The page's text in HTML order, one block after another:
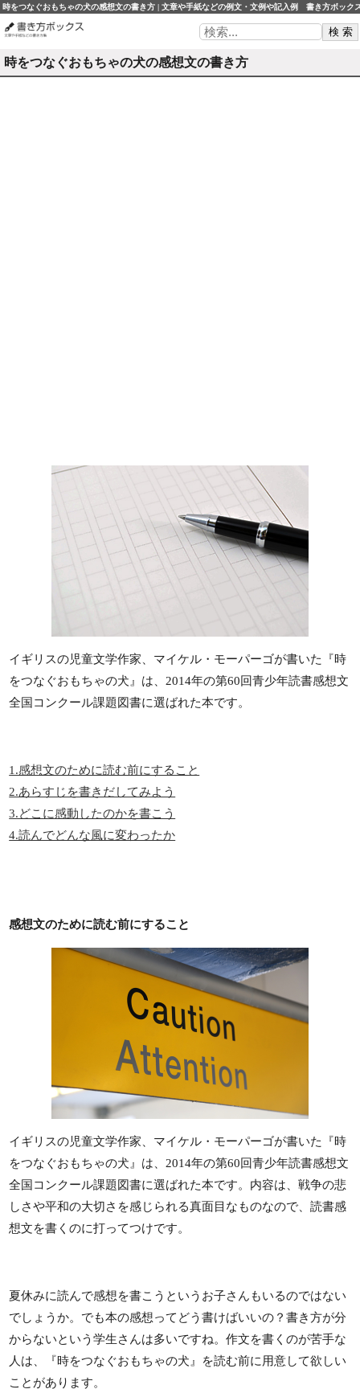
時をつなぐおもちゃの犬の感想文の書き方 | 文章や手紙などの例文・文例や記入例 書き方ボック
時をつなぐおもちゃの犬の感想文の書き方
イギリスの児童文学作家、マイケル・モーパーゴが書いた『時
をつなぐおもちゃの犬』は、2014年の第60回青少年読書感想文
全国コンクール課題図書に選ばれた本です。
1.感想文のために読む前にすること
2.あらすじを書きだしてみよう
3.どこに感動したのかを書こう
4.読んでどんな風に変わったか
感想文のために読む前にすること
イギリスの児童文学作家、マイケル・モーパーゴが書いた『時
をつなぐおもちゃの犬』は、2014年の第60回青少年読書感想文
全国コンクール課題図書に選ばれた本です。内容は、戦争の悲
しさや平和の大切さを感じられる真面目なものなので、読書感
想文を書くのに打ってつけです。
夏休みに読んで感想を書こうというお子さんもいるのではない
でしょうか。でも本の感想ってどう書けばいいの？書き方が分
からないという学生さんは多いですね。作文を書くのが苦手な
人は、『時をつなぐおもちゃの犬』を読む前に用意して欲しい
ことがあります。